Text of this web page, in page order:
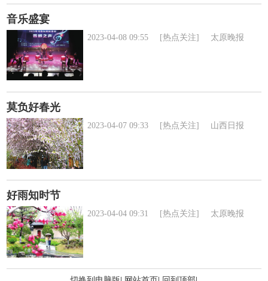
音乐盛宴
2023-04-08 09:55 [热点关注] 太原晚报
莫负好春光
2023-04-07 09:33 [热点关注] 山西日报
好雨知时节
2023-04-04 09:31 [热点关注] 太原晚报